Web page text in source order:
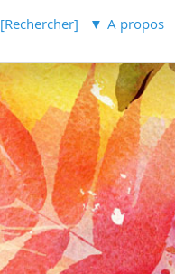
[Rechercher] A propos